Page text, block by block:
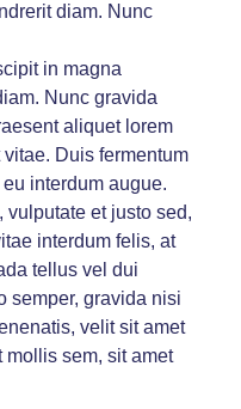
diam. Nunc
in magna
Nunc gravida
aliquet lorem
Duis fermentum
interdum augue.
vulputate et justo sed,
interdum felis, at
tellus vel dui
semper, gravida nisi
velit sit amet
mollis sem, sit amet